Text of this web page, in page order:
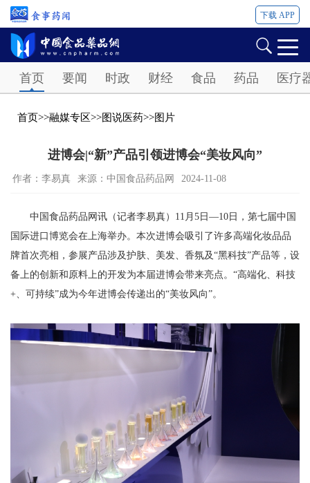
下载 APP
首页 要闻 时政 财经 食品 药品 医疗
首页>>融媒专区>>图说医药>>图片
进博会|“新”产品引领进博会“美妆风向”
作者：李易真 来源：中国食品药品网 2024-11-08
中国食品药品网讯（记者李易真）11月5日—10日，第七届中国
国际进口博览会在上海举办。本次进博会吸引了许多高端化妆品品
牌首次亮相，参展产品涉及护肤、美发、香氛及“黑科技”产品等，设
备上的创新和原料上的开发为本届进博会带来亮点。“高端化、科技
+、可持续”成为今年进博会传递出的“美妆风向”。